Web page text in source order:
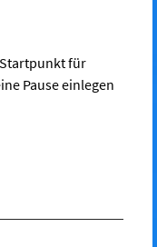
für
Pause einlegen